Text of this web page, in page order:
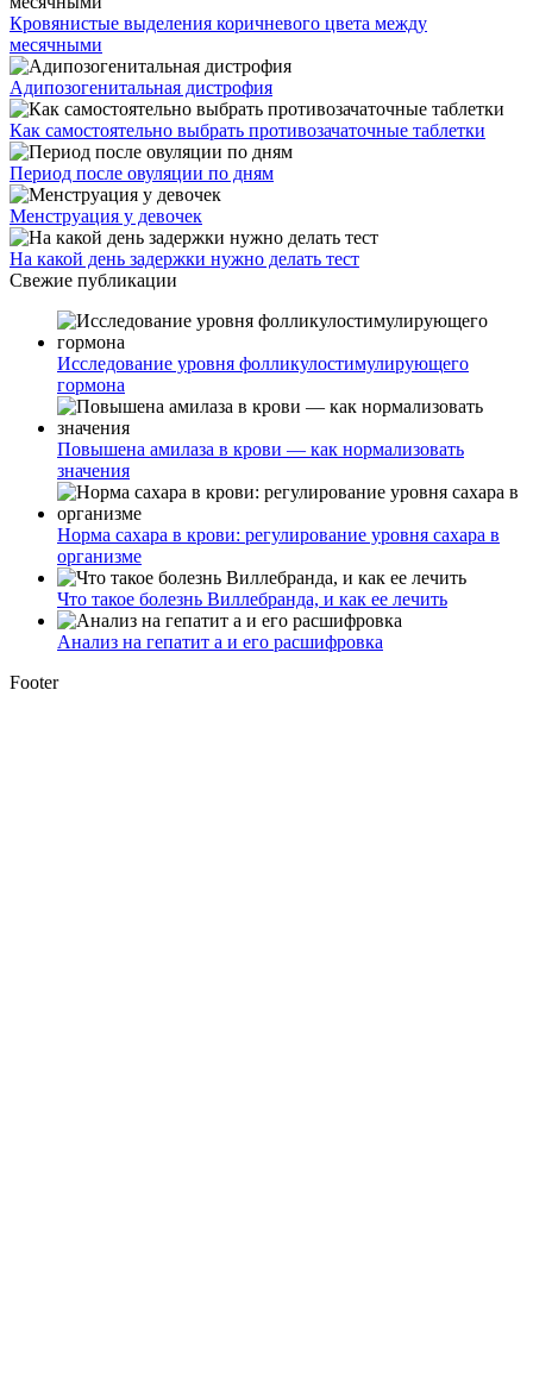
Кровянистые выделения коричневого цвета между
месячными
Адипозогенитальная дистрофия
Как самостоятельно выбрать противозачаточные таблетки
Период после овуляции по дням
Менструация у девочек
На какой день задержки нужно делать тест
Свежие публикации
Исследование уровня фолликулостимулирующего
гормона
Повышена амилаза в крови — как нормализовать
значения
Норма сахара в крови: регулирование уровня сахара в
организме
Что такое болезнь Виллебранда, и как ее лечить
Анализ на гепатит а и его расшифровка
Footer